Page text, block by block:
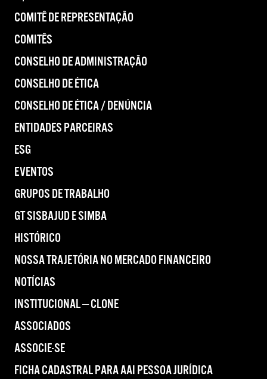
COMITÊ DE REPRESENTAÇÃO
COMITÊS
CONSELHO DE ADMINISTRAÇÃO
CONSELHO DE ÉTICA
CONSELHO DE ÉTICA / DENÚNCIA
ENTIDADES PARCEIRAS
ESG
EVENTOS
GRUPOS DE TRABALHO
GT SISBAJUD E SIMBA
HISTÓRICO
NOSSA TRAJETÓRIA NO MERCADO FINANCEIRO
NOTÍCIAS
INSTITUCIONAL — CLONE
ASSOCIADOS
ASSOCIE-SE
FICHA CADASTRAL PARA AAI PESSOA JURÍDICA